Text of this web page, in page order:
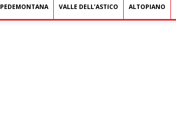
PEDEMONTANA VALLE DELL’ASTICO ALTOPIANO